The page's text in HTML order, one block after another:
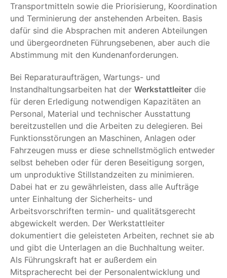
Transportmitteln sowie die Priorisierung, Koordination
und Terminierung der anstehenden Arbeiten. Basis
dafür sind die Absprachen mit anderen Abteilungen
und übergeordneten Führungsebenen, aber auch die
Abstimmung mit den Kundenanforderungen.
Bei Reparaturaufträgen, Wartungs- und
Instandhaltungsarbeiten hat der Werkstattleiter die
für deren Erledigung notwendigen Kapazitäten an
Personal, Material und technischer Ausstattung
bereitzustellen und die Arbeiten zu delegieren. Bei
Funktionsstörungen an Maschinen, Anlagen oder
Fahrzeugen muss er diese schnellstmöglich entweder
selbst beheben oder für deren Beseitigung sorgen,
um unproduktive Stillstandzeiten zu minimieren.
Dabei hat er zu gewährleisten, dass alle Aufträge
unter Einhaltung der Sicherheits- und
Arbeitsvorschriften termin- und qualitätsgerecht
abgewickelt werden. Der Werkstattleiter
dokumentiert die geleisteten Arbeiten, rechnet sie ab
und gibt die Unterlagen an die Buchhaltung weiter.
Als Führungskraft hat er außerdem ein
Mitspracherecht bei der Personalentwicklung und